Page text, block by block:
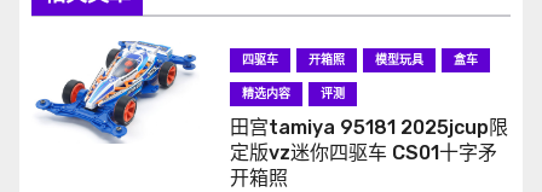
四驱车 开箱照 模型玩具
盒车
精选内容
评测
田宫tamiya 95181 2025jcup限
定版vz迷你四驱车 CS01十字矛
开箱照